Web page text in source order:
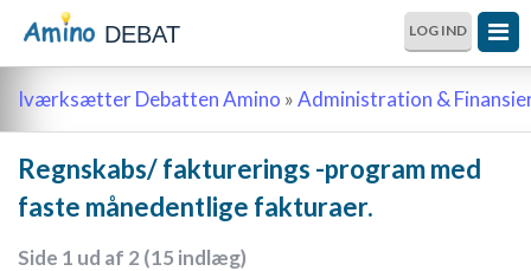
DEBAT LOG IND
Iværksætter Debatten Amino »Administration &
Regnskabs/ fakturerings -program med
faste månedentlige fakturaer.
Side 1 ud af 2 (15 indlæg)